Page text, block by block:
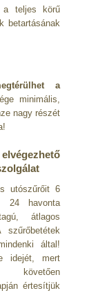
a teljes körű
betartásának
a
minimális,
nagy részét
utószűrőit 6
24 havonta
átlagos
által!
idejét, mert
követően
értesítjük